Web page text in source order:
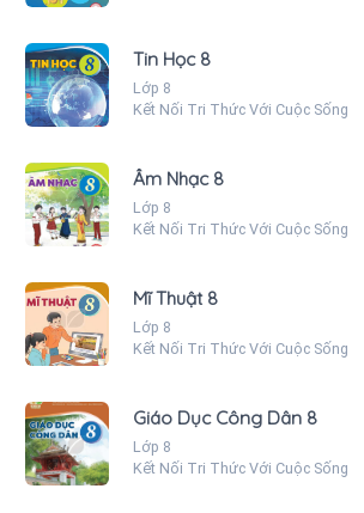
Tin Học 8
Lớp 8
Kết Nối Tri Thức Với Cuộc Sống
Âm Nhạc 8
Lớp 8
Kết Nối Tri Thức Với Cuộc Sống
Mĩ Thuật 8
Lớp 8
Kết Nối Tri Thức Với Cuộc Sống
Giáo Dục Công Dân 8
Lớp 8
Kết Nối Tri Thức Với Cuộc Sống